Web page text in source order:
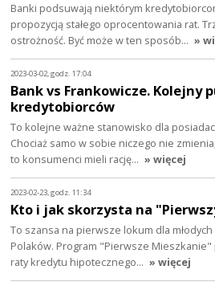
Banki podsuwają niektórym
propozycją stałego oprocentowania rat.
ostrożność. Być może w ten sposób… »
2023-03-02, godz. 17:04
Bank vs Frankowicze. Kolejny
kredytobiorców
To kolejne ważne stanowisko dla
Chociaż samo w sobie niczego nie
to konsumenci mieli rację… » więcej
2023-02-23, godz. 11:34
Kto i jak skorzysta na
To szansa na pierwsze lokum dla
Polaków. Program "Pierwsze
raty kredytu hipotecznego… » więcej